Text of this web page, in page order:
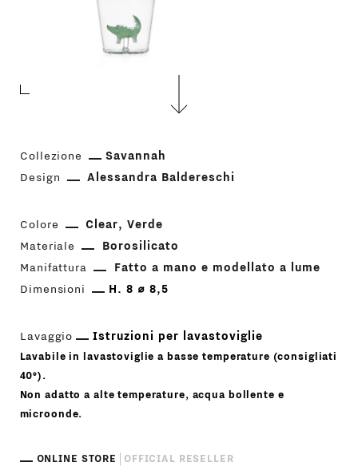
Collezione
Savannah
Design
Alessandra Baldereschi
Colore Clear
Verde
Materiale
Borosilicato
Manifattura
Fatto a mano e modellato a lume
Dimensioni
H. 8 ⌀ 8,5
Lavaggio Istruzioni per lavastoviglie
Lavabile in lavastoviglie a basse temperature (consigliati
40°).
Non adatto a alte temperature, acqua bollente e
microonde.
ONLINE STORE
OFFICIAL RESELLER